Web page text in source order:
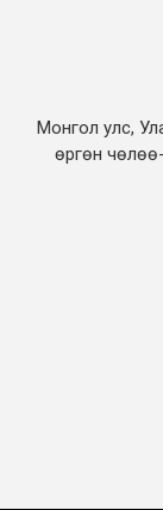
Монгол улс,
өргөн